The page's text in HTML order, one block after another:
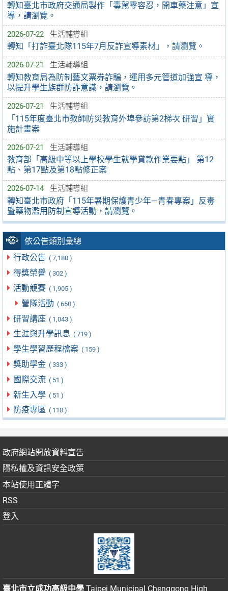
轉知臺北市政府交通局製作「毒駕零容忍，開車藥注意」宣
導，請瀏覽。
2026-07-22 生活輔導組
轉知「打詐臺北隊115年7月反詐宣導素材」，請瀏覽。
2026-07-21 生活輔導組
轉知教育局為防制藝文票券詐騙，運用多元管道加強宣 導，
以提升學生族群防詐意識，請瀏覽。
2026-07-21 生活輔導組
「115年度臺北市教師防災教育外埠參訪第2梯次 研習」實
施計畫案
2026-07-21 生活輔導組
教育部「高級中等以上學校學生就學貸款作業要點」 第12
點、第17點及第18點修正案
2026-07-14 生活輔導組
轉知臺北市政府「115年暑期保護青少年—青春專案」反毒
暨藥物濫用防制宣導活動，請瀏覽。
依公告類別彙總
行政公告 ( 7,180 )
得獎榮譽 ( 302 )
活動競賽 ( 1,905 )
營隊活動 ( 650 )
研習講座 ( 1,043 )
生涯與升學訊息 ( 719 )
學生學習歷程檔案 ( 159 )
獎助學金 ( 333 )
國際交流 ( 51 )
新生入學 ( 51 )
防疫專區 ( 118 )
政府網站開放資料宣告
隱私權及資訊安全政策
本站使用正體字
RSS
登入
臺北市立成功高級中學 Taipei Municipal Chenggong High